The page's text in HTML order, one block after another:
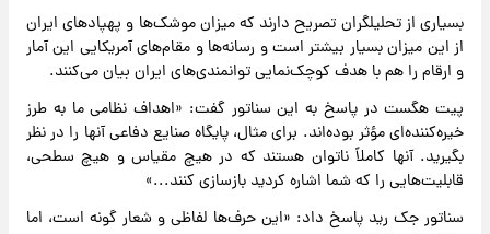
بسیاری از تحلیلگران تصریح دارند که میزان موشک‌ها و پهپادهای ایران
از این میزان بسیار بیشتر است و رسانه‌ها و مقام‌های آمریکایی این آمار
و ارقام را هم با هدف کوچک‌نمایی توانمندی‌های ایران بیان می‌کنند.
پیت هگست در پاسخ به این سناتور گفت: «اهداف نظامی ما به طرز
خیره‌کننده‌ای مؤثر بوده‌اند. برای مثال، پایگاه صنایع دفاعی آنها را در نظر
بگیرید. آنها کاملاً ناتوان هستند که در هیچ مقیاس و هیچ سطحی،
قابلیت‌هایی را که شما اشاره کردید بازسازی کنند...»
سناتور جک رید پاسخ داد: «این حرف‌ها لفاظی و شعار گونه است، اما